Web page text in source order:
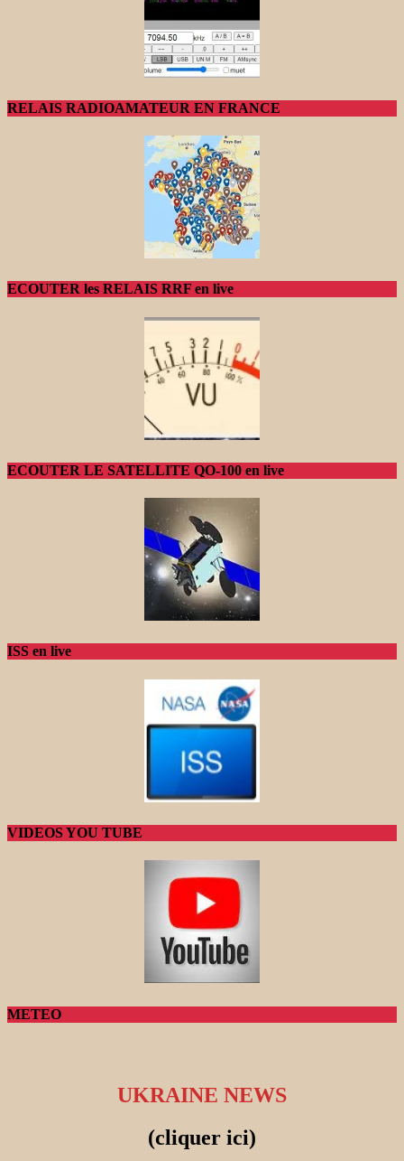
RELAIS RADIOAMATEUR EN FRANCE
ECOUTER les RELAIS RRF en live
ECOUTER LE SATELLITE QO-100 en live
ISS en live
VIDEOS YOU TUBE
METEO
UKRAINE NEWS
(cliquer ici)